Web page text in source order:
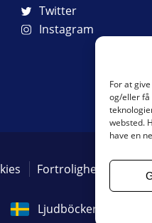
For at
og/eller få
websted.
have en
Twitter
Instagram
Fortrolighedspolitik
Ljudböcker.com